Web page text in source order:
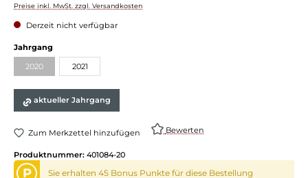
Preise inkl. MwSt. zzgl. Versandkosten
Derzeit nicht verfügbar
Jahrgang
2020(Diese Option ist zurzeit nicht verfügbar.)
2021
aktueller Jahrgang
Zum Merkzettel hinzufügen Bewerten
Produktnummer: 401084-20
P Sie erhalten 45 Bonus Punkte für diese Bestellung